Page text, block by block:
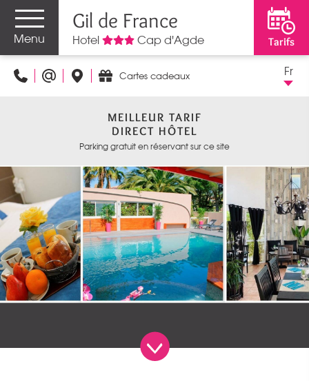
Menu
Gil de France
Hotel Cap d'Agde Tarifs
Cartes cadeaux Fr
MEILLEUR TARIF
DIRECT HÔTEL
Parking gratuit en réservant sur ce site